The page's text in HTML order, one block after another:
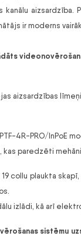
kanālu
ir moderns
aizsardzības
4R-PRO/InPoE
kas paredzēti
collu plaukta
izlādi, kā arī
sistēmu